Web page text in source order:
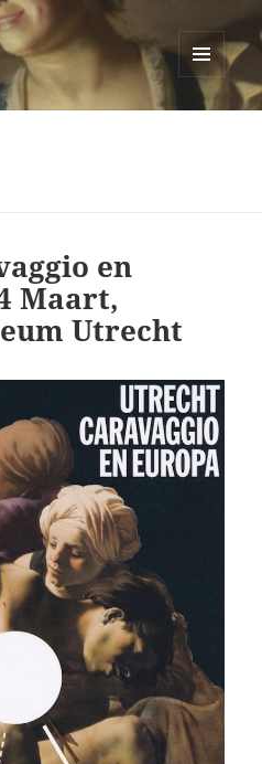
MENU
EN
en
Maart,
Utrecht